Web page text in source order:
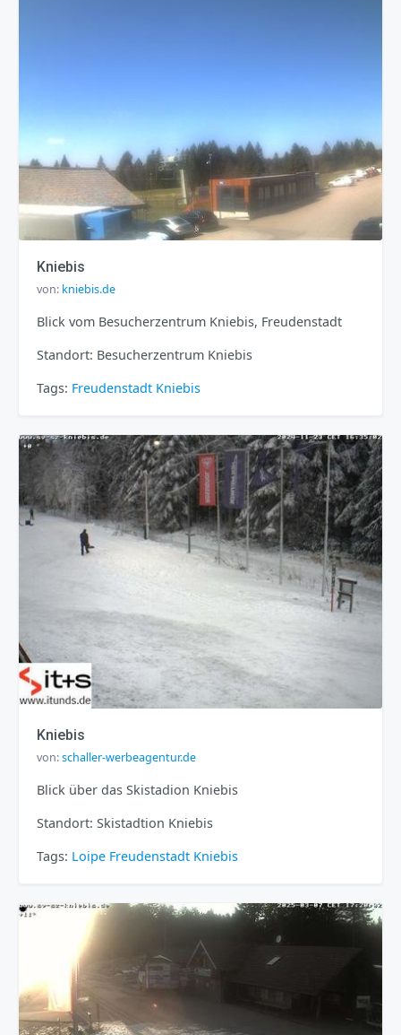
Kniebis
von: kniebis.de
Blick vom Besucherzentrum Kniebis, Freudenstadt
Standort: Besucherzentrum Kniebis
Tags: Freudenstadt Kniebis
Kniebis
von:schaller-werbeagentur.de
Blick über das Skistadion Kniebis
Standort: Skistadtion Kniebis
Tags: Loipe Freudenstadt Kniebis